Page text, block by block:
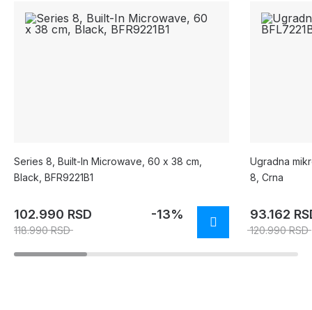
Series 8, Built-In Microwave, 60 x 38 cm,
Black, BFR9221B1
102.990 RSD
118.990 RSD
-13%
Ugradna
8, Crna
93.162
120.990 RSD